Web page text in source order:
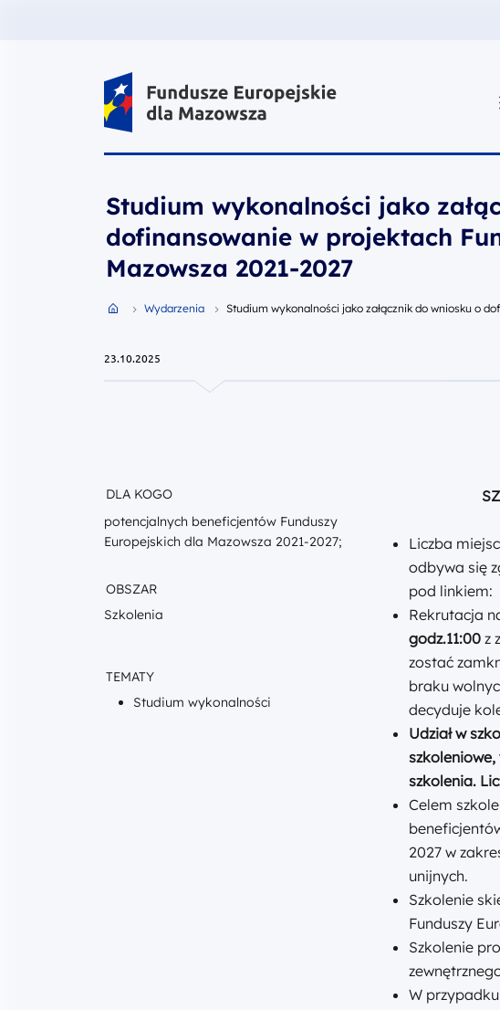
Fundusze Europejskie dla Mazowsza
Studium wykonalności jako
dofinansowanie w projektach
Mazowsza 2021-2027
Przejdź do strony głównej portalu
Wydarzenia Studium wykonalności jako załącznik do wniosku o
23.10.2025
DLA KOGO
potencjalnych beneficjentów Funduszy
Europejskich dla Mazowsza 2021-2027;
OBSZAR
Szkolenia
TEMATY
Studium wykonalności
Liczba
odbywa się
pod linkiem:
Rekrutacja
godz.11:00 z
zostać
braku
decyduje
Udział w
szkoleniowe,
szkolenia.
Celem
2027 w
unijnych.
Szkolenie
Funduszy
Szkolenie
W